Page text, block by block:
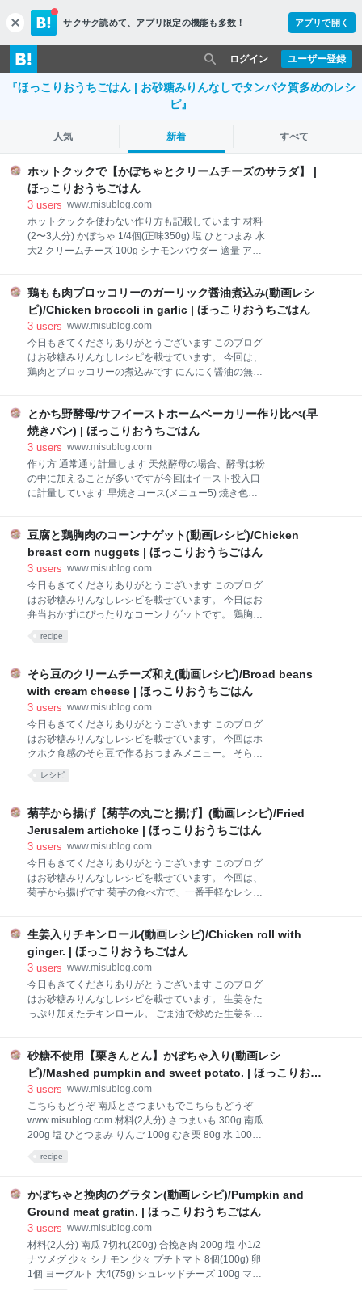
c
l
o
s
e
サクサク読めて、 アプリ限定の機能も多数！ アプリで開く
ユーザー登録
ログイン
『ほっこりおうちごはん | お砂糖みりんなしでタンパク質多めのレシ
ピ』
人気 新着 すべて
ホットクックで【かぼちゃとクリームチーズのサラダ】 |
ほっこりおうちごはん
3 users www.misublog.com
ホットクックを使わない作り方も記載しています 材料
(2〜3人分) かぼちゃ 1/4個(正味350g) 塩 ひとつまみ 水
大2 クリームチーズ 100g シナモンパウダー 適量 アー
ーズを使っても作れます。それぞれ風味が異なるの
で、お好きな味に仕上げて下さい かぼちゃの皮は今回
は取らずに使用しています。ですが皮を外した方がき
れいなオレンジ色に仕上がります。お好みでどうぞ。
細かく砕いたくるみを加えてもおいしいです。 かぼち
ゃの種や、クコの実を加えてもよく合います 皮を外し
ゃとクリームチーズのサラダ」 🎃✨ かぼちゃ1/8個 塩
ひとつまみ 水 大2 ダウンロードメニューの「ポテトサ
ラダ
鶏もも肉ブロッコリーのガーリック醤油煮込み(動画レシ
ピ)/Chicken broccoli in garlic | ほっこりおうちごはん
3 users www.misublog.com
今日もきてくださりありがとうございます このブログ
はお砂糖みりんなしレシピを載せています。 今回は、
鶏肉とブロッコリーの煮込みです にんにく醤油の無水
価していただけると嬉しいです 分の動画です
www.youtube.com TikTokにも投稿しています 材料(2
人分) 鶏もも肉 660g(2枚) 塩 小1/4 ブロッコリー
200g(1/2個) 玉ねぎ 1個(100g) にんにく 2片(24g) 酒 大
2 醤油 大2 油 大1 【レシピ1/4量の栄養素】 ☑︎エネル
ギー 434.01kcal ☑︎脂質 31.89g ☑︎炭水化物 7.95g ☑︎食
成分表2020年
とかち野酵母/サフイーストホームベーカリー作り比べ(早
焼きパン) | ほっこりおうちごはん
3 users www.misublog.com
作り方 通常通り計量します 天然酵母の場合、酵母は粉
の中に加えることが多いですが今回はイースト投入口
に計量しています 早焼きコース(メニュー5) 焼き色淡
ら。朝の涼しいうちに、10時に焼き上がりました。 ほ
んのりイースト臭がします このサイズは、我が家の早
焼きパンとしては大きい方(同じ材料でももっと小ぶり
に焼きあがるケースが多々あります) 断面はこちら (翌
朝にカットしています) 我が家は普段パンドミコース
を使用しているので、パンドミに比べるとぎゅっと目
とかち野酵母を使用した早焼きパンです 先ほどのサフ
その後作成しているので焼き上がりは12時過ぎでし
た。 若干小ぶりではありますがイースト臭
豆腐と鶏胸肉のコーンナゲット(動画レシピ)/Chicken
breast corn nuggets | ほっこりおうちごはん
3 users www.misublog.com
今日もきてくださりありがとうございます このブログ
はお砂糖みりんなしレシピを載せています。 今日はお
弁当おかずにぴったりなコーンナゲットです。 鶏胸肉
ゲットに、たっぷりのコーンを加えます。 動画レシピ
6分の動画です www.youtube.com TikTokにも投稿して
います 材料(2人分) 鶏むね挽肉 400g 塩 小1/2 コーン
145g 豆腐 150g 片栗粉 大3 マヨネーズ 大1 醤油 小1
592.86kcal ☑︎脂質 33.08g ☑︎炭水化物 21.65g ☑︎食物繊
維 32.15g ☑︎タンパク質 56.13g 文部科学省 科学技術・
学術審議会資源調査分科会報告書「日本食品標準成分
表2020年版(八訂)」
recipe
そら豆のクリームチーズ和え(動画レシピ)/Broad beans
with cream cheese | ほっこりおうちごはん
3 users www.misublog.com
今日もきてくださりありがとうございます このブログ
はお砂糖みりんなしレシピを載せています。 今回はホ
クホク食感のそら豆で作るおつまみメニュー。 そら豆
画レシピ チャンネル登録、高評価していただけると嬉
しいです 5分の動画です www.youtube.com TikTokにも
投稿しています こちらもどうぞ そら豆レシピいろいろ
ーズマッシュ www.misublog.com そら豆のしらたま団
子 www.misublog.com そら豆のクミン炒め
www.misublog.com そら豆のアヒージョ
レシピ
菊芋から揚げ【菊芋の丸ごと揚げ】(動画レシピ)/Fried
Jerusalem artichoke | ほっこりおうちごはん
3 users www.misublog.com
今日もきてくださりありがとうございます このブログ
はお砂糖みりんなしレシピを載せています。 今回は、
菊芋から揚げです 菊芋の食べ方で、一番手軽なレシピ
楽しみください。 材料(4人分) 菊芋 550g コーンスタ
ーチ 大4〜5 塩 2つまみ 油 300ml 【レシピ1/4量の栄養
素】 ☑︎エネルギー 173.03kcal ☑︎脂質 7.46g ☑︎炭水化
物 25.39g ☑︎食物繊維 2.61g ☑︎タンパク質 2.61g 文部
科学省 科学技術・学術審議会資源調査分科会報告書
「日本食品標準成分表2020年版(八訂)」から引用 材料
パウダー小1/2を加え混ぜても美味しいです 青のりを
混ぜて海苔塩風
生姜入りチキンロール(動画レシピ)/Chicken roll with
ginger. | ほっこりおうちごはん
3 users www.misublog.com
今日もきてくださりありがとうございます このブログ
はお砂糖みりんなしレシピを載せています。 生姜をた
っぷり加えたチキンロール。 ごま油で炒めた生姜を鶏
もも肉とキャベツのフライパン蒸し
www.misublog.com 揚げない唐揚げ
www.misublog.com 鶏もも肉の白菜煮込み
www.misublog.com 材料(2人分) 鶏もも肉 2枚(600g)
塩 小1/2 生姜 15g 酒 100cc 醤油 大2 胡麻油 大1 【レ
シピ1/4量の栄養素】 ☑︎エネルギー 372.69kcal ☑︎脂質
質 26.34g 文部科学省 科学技術・学術審議会資源調査
砂糖不使用【栗きんとん】かぼちゃ入り(動画レシ
ピ)/Mashed pumpkin and sweet potato. | ほっこりおう
ちごはん
3 users www.misublog.com
こちらもどうぞ 南瓜とさつまいもでこちらもどうぞ
www.misublog.com 材料(2人分) さつまいも 300g 南瓜
200g 塩 ひとつまみ りんご 100g むき栗 80g 水 100cc
質 0.75g ☑︎炭水化物 48.7g ☑︎食物繊維 5.9g ☑︎タンパク
科会報告書「日本食品標準成分表2020年版(八訂)」か
ら引用 材料アレンジ 南瓜の量はお好みで調節してくだ
さい バターを加えたかぼちゃ栗きんとん
Sweet potato 200g Pumpkin A pinch of salt 100g
Apple 80g Chestnuts 100ml Wat
recipe
かぼちゃと挽肉のグラタン(動画レシピ)/Pumpkin and
Ground meat gratin. | ほっこりおうちごはん
3 users www.misublog.com
材料(2人分) 南瓜 7切れ(200g) 合挽き肉 200g 塩 小1/2
ナツメグ 少々 シナモン 少々 プチトマト 8個(100g) 卵
1個 ヨーグルト 大4(75g) シュレッドチーズ 100g マヨ